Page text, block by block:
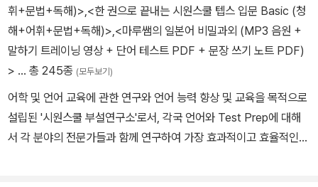
휘+문법+독해)>,<한 권으로 끝내는 시원스쿨 텝스 입문 Basic (청
해+어휘+문법+독해)>,<마루쌤의 일본어 비밀과외 (MP3 음원 +
말하기 트레이닝 영상 + 단어 테스트 PDF + 문장 쓰기 노트 PDF)
> … 총 245종 (모두보기)
어학 및 언어 교육에 관한 연구와 언어 능력 향상 및 교육을 목적으로
설립된 '시원스쿨 부설연구소'로서, 각국 언어와 Test Prep에 대해
서 각 분야의 전문가들과 함께 연구하여 가장 효과적이고 효율적인